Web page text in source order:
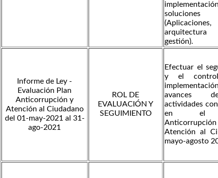
soluciones
(Aplicaciones,
gestión).
Informe de Ley -
Evaluación Plan
Anticorrupción y
Atención al Ciudadano
del 01-may-2021 al 31-
ago-2021
ROL DE
EVALUACIÓN Y
SEGUIMIENTO
Efectuar el
y el
avances
actividades
en el
Atención al
mayo-agosto